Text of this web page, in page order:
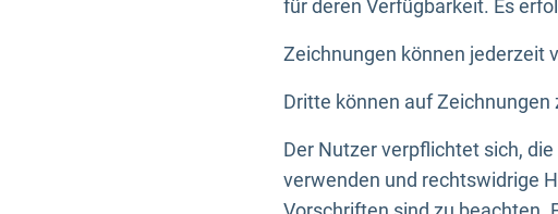
für deren Verfügbarkeit. Es
Zeichnungen können jederzeit
Dritte können auf
Der Nutzer verpflichtet sich,
verwenden und rechtswidrige